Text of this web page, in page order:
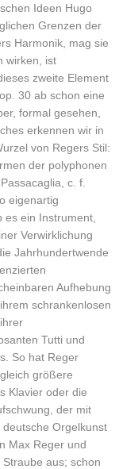
Ideen Hugo
Grenzen der
Harmonik, mag sie
wirken, ist
zweite Element
30 ab schon eine
formal gesehen,
erkennen wir in
von Regers Stil:
der polyphonen
c. f.
eigenartig
ein Instrument,
Verwirklichung
Jahrhundertwende
Aufhebung
schrankenlosen
Tutti und
So hat Reger
größere
Klavier oder die
der mit
Orgelkunst
Max Reger und
aus; schon